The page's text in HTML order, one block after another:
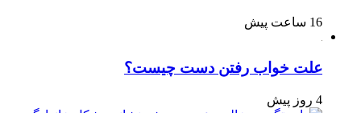
16 ساعت پیش
علت خواب رفتن دست چیست؟
4 روز پیش